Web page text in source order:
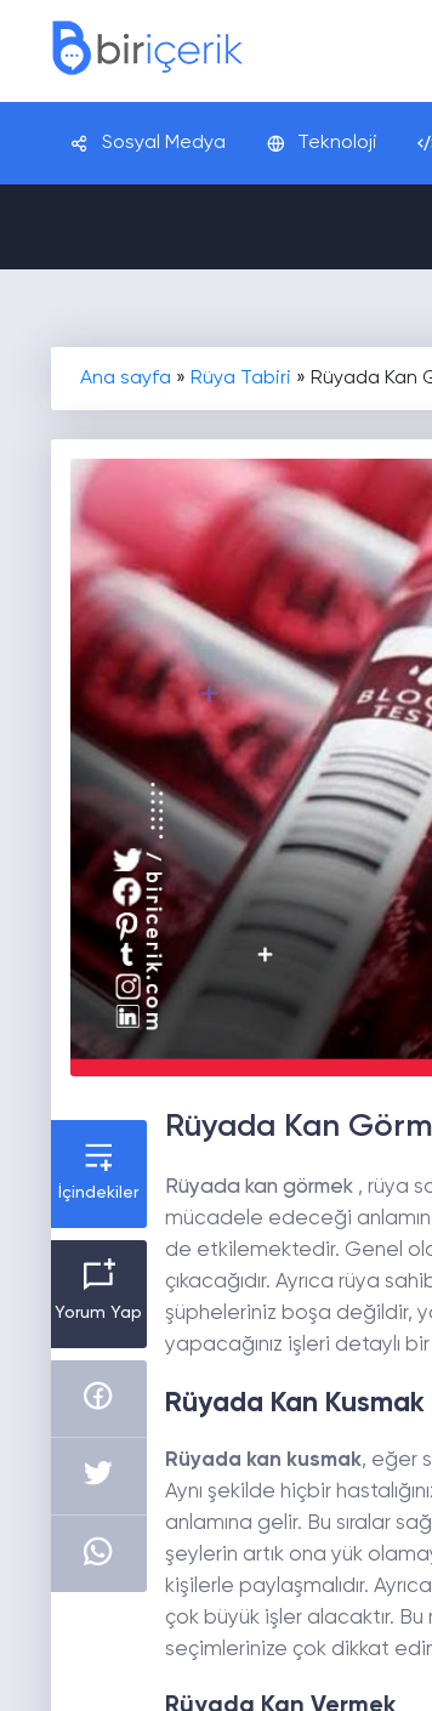
Sosyal Medya Teknoloji
Ana sayfa » Rüya Tabiri » Rüyada Kan
İçindekiler
Yorum Yap
Rüyada Kan
Rüyada kan görmek, rüya
mücadele edeceği
de etkilemektedir. Genel
çıkacağıdır. Ayrıca rüya
şüpheleriniz boşa değildir,
yapacağınız işleri detaylı
Rüyada Kan Kusmak
Rüyada kan kusmak, eğer
Aynı şekilde hiçbir
anlamına gelir. Bu sıralar
şeylerin artık ona yük
kişilerle paylaşmalıdır.
çok büyük işler alacaktır. Bu
seçimlerinize çok dikkat